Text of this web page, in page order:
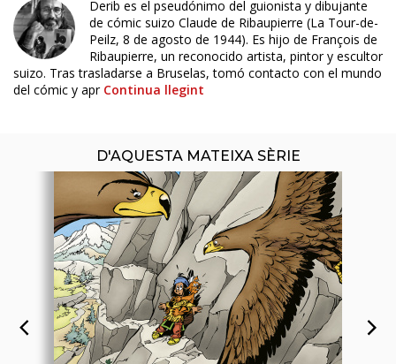
Derib es el pseudónimo del guionista y dibujante
de cómic suizo Claude de Ribaupierre (La Tour-de-
Peilz, 8 de agosto de 1944). Es hijo de François de
Ribaupierre, un reconocido artista, pintor y escultor
suizo. Tras trasladarse a Bruselas, tomó contacto con el mundo
del cómic y apr Continua llegint
D'AQUESTA MATEIXA SÈRIE
ÚLTIM NÚMERO PUBLICAT